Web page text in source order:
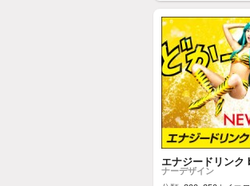
エナジードリン
ナーデザイン